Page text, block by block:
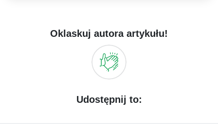
Oklaskuj autora artykułu!
Udostępnij to: